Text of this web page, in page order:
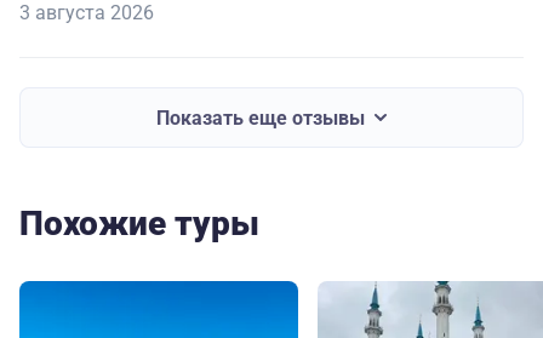
3 августа 2026
Показать еще отзывы
Похожие туры